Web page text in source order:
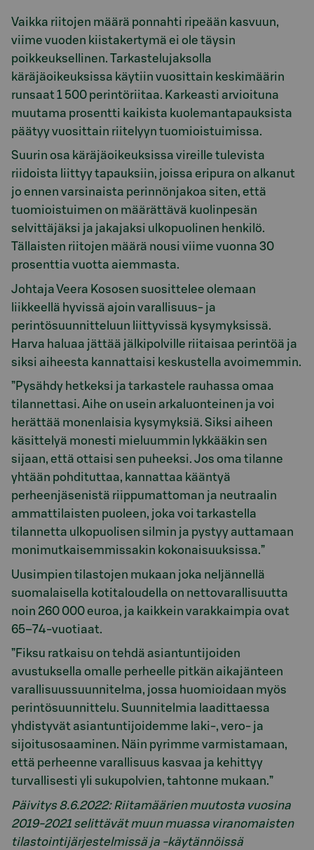
Vaikka riitojen määrä ponnahti ripeään kasvuun,
viime vuoden kiistakertymä ei ole täysin
poikkeuksellinen. Tarkastelujaksolla
käräjäoikeuksissa käytiin vuosittain keskimäärin
runsaat 1 500 perintöriitaa. Karkeasti arvioituna
muutama prosentti kaikista kuolemantapauksista
päätyy vuosittain riitelyyn tuomioistuimissa.
Suurin osa käräjäoikeuksissa vireille tulevista
riidoista liittyy tapauksiin, joissa eripura on alkanut
jo ennen varsinaista perinnönjakoa siten, että
tuomioistuimen on määrättävä kuolinpesän
selvittäjäksi ja jakajaksi ulkopuolinen henkilö.
Tällaisten riitojen määrä nousi viime vuonna 30
prosenttia vuotta aiemmasta.
Johtaja Veera Kososen suosittelee olemaan
liikkeellä hyvissä ajoin varallisuus- ja
perintösuunnitteluun liittyvissä kysymyksissä.
Harva haluaa jättää jälkipolville riitaisaa perintöä ja
siksi aiheesta kannattaisi keskustella avoimemmin.
”Pysähdy hetkeksi ja tarkastele rauhassa omaa
tilannettasi. Aihe on usein arkaluonteinen ja voi
herättää monenlaisia kysymyksiä. Siksi aiheen
käsittelyä monesti mieluummin lykkääkin sen
sijaan, että ottaisi sen puheeksi. Jos oma tilanne
yhtään pohdituttaa, kannattaa kääntyä
perheenjäsenistä riippumattoman ja neutraalin
ammattilaisten puoleen, joka voi tarkastella
tilannetta ulkopuolisen silmin ja pystyy auttamaan
monimutkaisemmissakin kokonaisuuksissa.”
Uusimpien tilastojen mukaan joka neljännellä
suomalaisella kotitaloudella on nettovarallisuutta
noin 260 000 euroa, ja kaikkein varakkaimpia ovat
65–74-vuotiaat.
”Fiksu ratkaisu on tehdä asiantuntijoiden
avustuksella omalle perheelle pitkän aikajänteen
varallisuussuunnitelma, jossa huomioidaan myös
perintösuunnittelu. Suunnitelmia laadittaessa
yhdistyvät asiantuntijoidemme laki-, vero- ja
sijoitusosaaminen. Näin pyrimme varmistamaan,
että perheenne varallisuus kasvaa ja kehittyy
turvallisesti yli sukupolvien, tahtonne mukaan.”
Päivitys 8.6.2022: Riitamäärien muutosta vuosina
2019-2021 selittävät muun muassa viranomaisten
tilastointijärjestelmissä ja -käytännöissä